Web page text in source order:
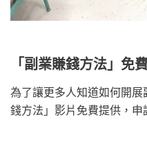
「副業賺錢方法」免
為了讓更多人知道如何開
錢方法」影片免費提供，申